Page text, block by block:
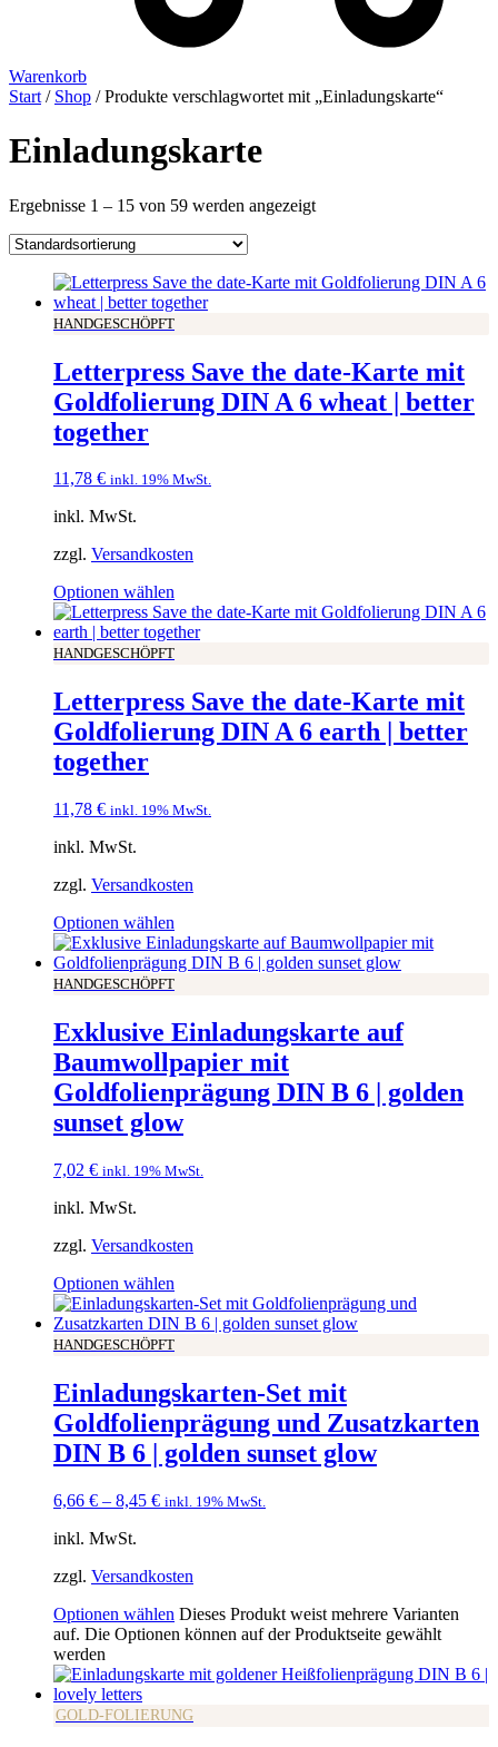
Warenkorb
Start / Shop / Produkte verschlagwortet mit „Einladungskarte“
Einladungskarte
Ergebnisse 1 – 15 von 59 werden angezeigt
HANDGESCHÖPFT
Letterpress Save the date-Karte mit
Goldfolierung DIN A 6 wheat | better
together
11,78 € inkl. 19% MwSt.
inkl. MwSt.
zzgl. Versandkosten
Optionen wählen
HANDGESCHÖPFT
Letterpress Save the date-Karte mit
Goldfolierung DIN A 6 earth | better
together
11,78 € inkl. 19% MwSt.
inkl. MwSt.
zzgl. Versandkosten
Optionen wählen
HANDGESCHÖPFT
Exklusive Einladungskarte auf
Baumwollpapier mit
Goldfolienprägung DIN B 6 | golden
sunset glow
7,02 € inkl. 19% MwSt.
inkl. MwSt.
zzgl. Versandkosten
Optionen wählen
HANDGESCHÖPFT
Einladungskarten-Set mit
Goldfolienprägung und Zusatzkarten
DIN B 6 | golden sunset glow
6,66 € – 8,45 € inkl. 19% MwSt.
inkl. MwSt.
zzgl. Versandkosten
Optionen wählen Dieses Produkt weist mehrere Varianten
auf. Die Optionen können auf der Produktseite gewählt
werden
GOLD-FOLIERUNG